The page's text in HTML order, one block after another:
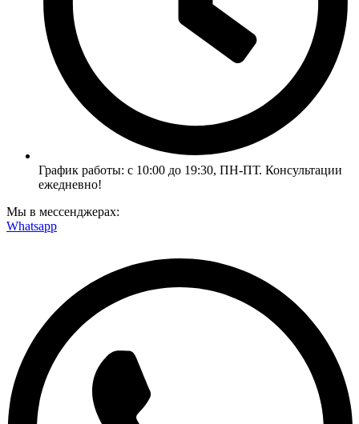
График работы: с 10:00 до 19:30, ПН-ПТ. Консультации
ежедневно!
Мы в мессенджерах:
Whatsapp